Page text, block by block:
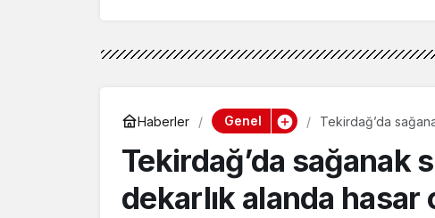
Haberler Genel Tekirdağ’da
Tekirdağ’da sağanak
dekarlık alanda hasar